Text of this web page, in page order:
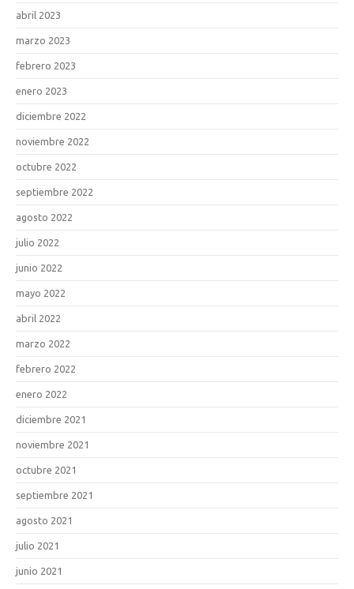
abril 2023
marzo 2023
febrero 2023
enero 2023
diciembre 2022
noviembre 2022
octubre 2022
septiembre 2022
agosto 2022
julio 2022
junio 2022
mayo 2022
abril 2022
marzo 2022
febrero 2022
enero 2022
diciembre 2021
noviembre 2021
octubre 2021
septiembre 2021
agosto 2021
julio 2021
junio 2021